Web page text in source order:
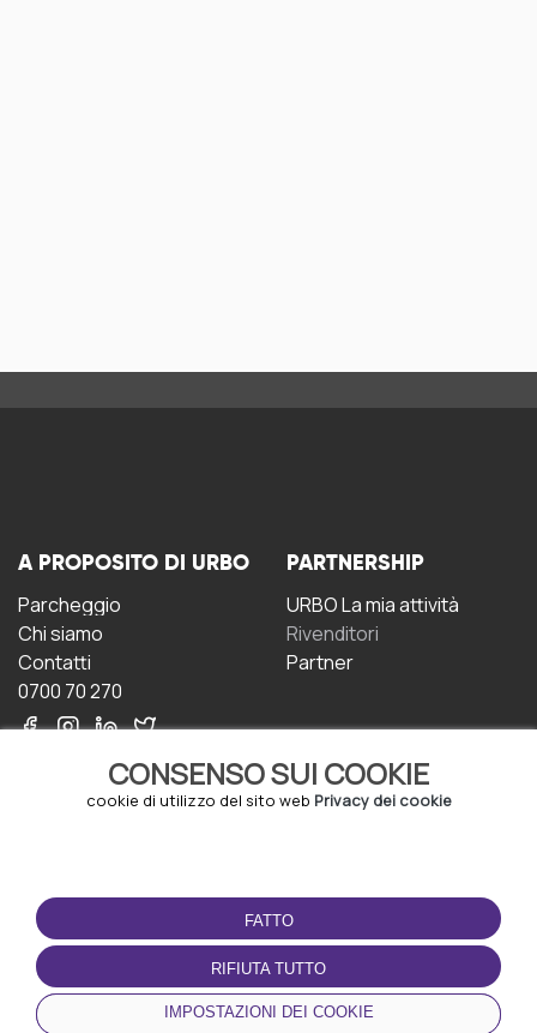
CONSENSO SUI COOKIE
cookie di utilizzo del sito web Privacy dei cookie
FATTO
RIFIUTA TUTTO
IMPOSTAZIONI DEI COOKIE
A PROPOSITO DI URBO
Parcheggio
Chi siamo
Contatti
0700 70 270
PARTNERSHIP
URBO La mia attività
Rivenditori
Partner
CONDIZIONI D'USO
Termini e Condizioni
Politica sulla riservatezza
Gestione dei Cookie
SCARICA L'APP